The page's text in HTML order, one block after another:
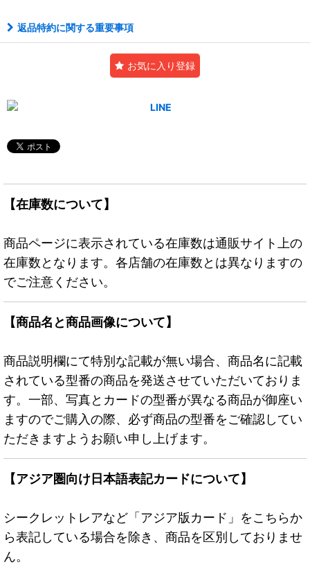
返品特約に関する重要事項
お気に入り登録
【在庫数について】
商品ページに表示されている在庫数は通販サイト上の
在庫数となります。各店舗の在庫数とは異なりますの
でご注意ください。
【商品名と商品画像について】
商品説明欄にて特別な記載が無い場合、商品名に記載
されている型番の商品を発送させていただいておりま
す。一部、写真とカードの型番が異なる商品が御座い
ますのでご購入の際、必ず商品の型番をご確認してい
ただきますようお願い申し上げます。
【アジア圏向け日本語表記カードについて】
シークレットレアなど「アジア版カード」をこちらか
ら表記している場合を除き、商品を区別しておりませ
ん。